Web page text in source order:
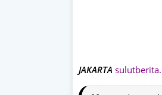
JAKARTA